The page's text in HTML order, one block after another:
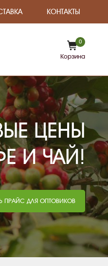
КОНТАКТЫ
0
Корзина
ЦЕНЫ
И ЧАЙ!
ПРАЙС ДЛЯ ОПТОВИКОВ